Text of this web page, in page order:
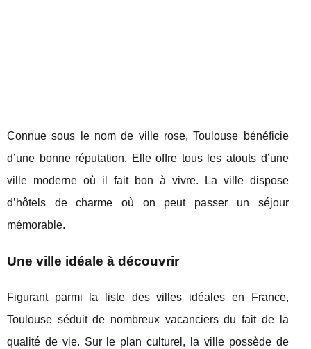
Connue sous le nom de ville rose, Toulouse bénéficie
d’une bonne réputation. Elle offre tous les atouts d’une
ville moderne où il fait bon à vivre. La ville dispose
d’hôtels de charme où on peut passer un séjour
mémorable.
Une ville idéale à découvrir
Figurant parmi la liste des villes idéales en France,
Toulouse séduit de nombreux vacanciers du fait de la
qualité de vie. Sur le plan culturel, la ville possède de